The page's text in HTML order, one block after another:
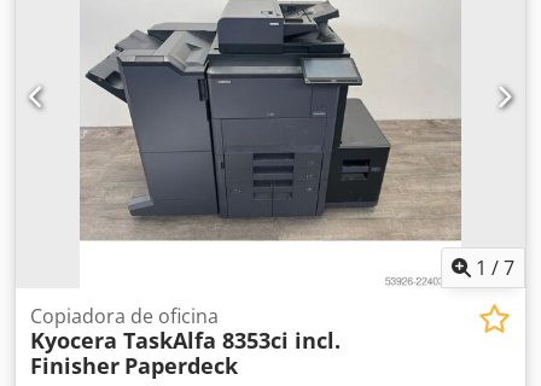
1 /7
Copiadora de oficina
Kyocera TaskAlfa 8353ci incl.
Finisher Paperdeck